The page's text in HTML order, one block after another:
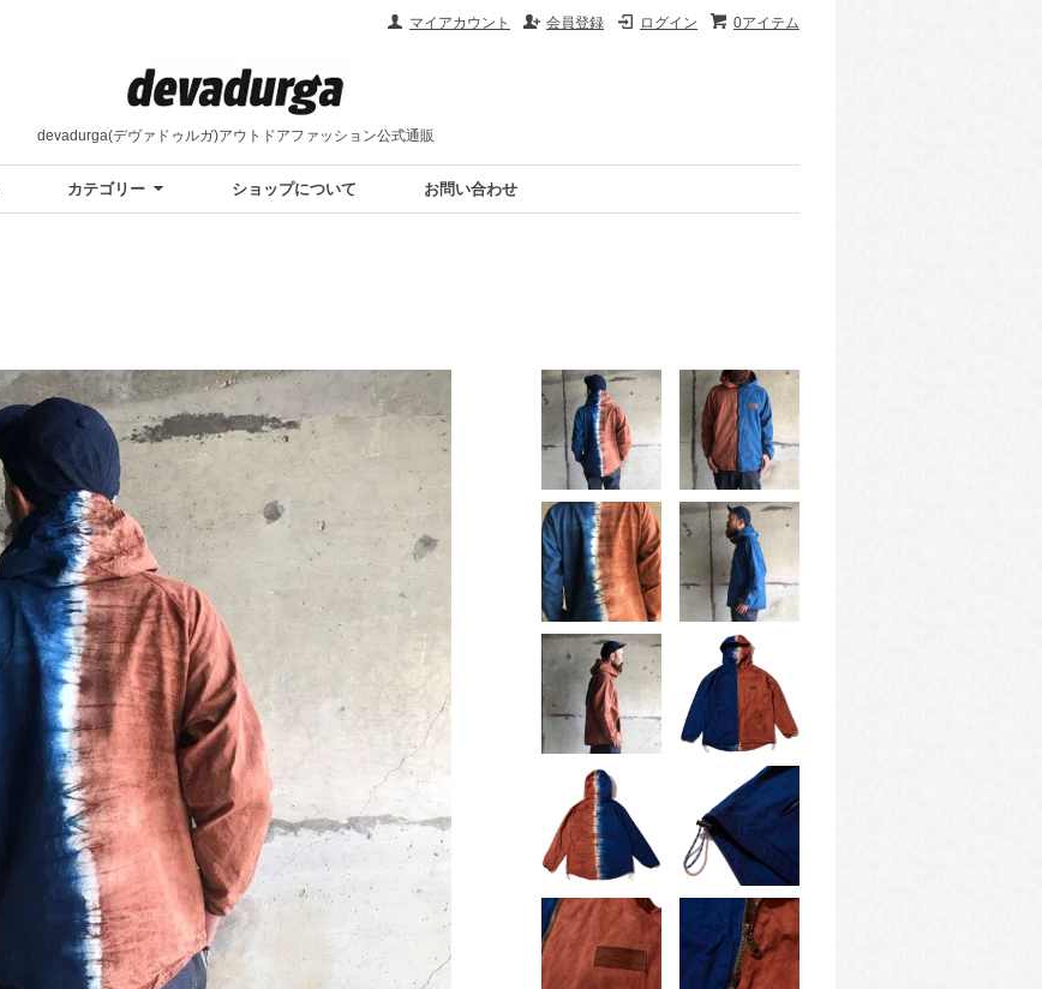
0アイテム
ログイン
会員登録
マイアカウント
devadurga(デヴァドゥルガ)アウトドアファッション公式通販
カテゴリー ショップについて お問い合わせ